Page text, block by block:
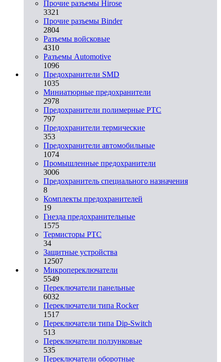
Прочие разъемы Hirose
3321
Прочие разъемы Binder
2804
Разъемы войсковые
4310
Разъeмы Automotive
1096
Предохранители SMD
1035
Миниатюрные предохранители
2978
Предохранители полимерные PTC
797
Предохранители термические
353
Предохранители автомобильные
1074
Промышленные предохранители
3006
Предохранитель специального назначения
8
Комплекты предохранителей
19
Гнезда предохранительные
1575
Термисторы PTC
34
Защитные устройства
12507
Микропереключатели
5549
Переключатели панельные
6032
Переключатели типа Rocker
1517
Переключатели типа Dip-Switch
513
Переключатели ползунковые
535
Переключатели оборотные